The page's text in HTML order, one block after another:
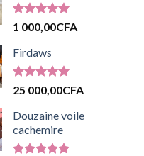
Note5.00
1 000,00CFA
Firdaws
Note5.00
25 000,00CFA
Douzaine voile
cachemire